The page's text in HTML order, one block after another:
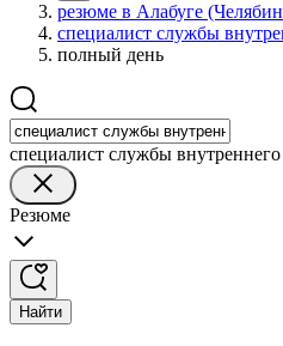
резюме в Алабуге
специалист службы
полный день
специалист службы внутреннего
Резюме
Найти